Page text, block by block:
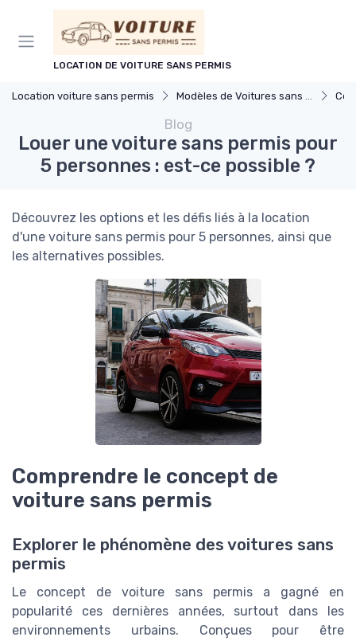
LOCATION DE VOITURE SANS PERMIS
Location voiture sans permis Modèles de Voitures sans Permis
Blog
Louer une voiture sans permis pour
5 personnes : est-ce possible ?
Découvrez les options et les défis liés à la location
d'une voiture sans permis pour 5 personnes, ainsi que
les alternatives possibles.
Comprendre le concept de
voiture sans permis
Explorer le phénomène des voitures sans
permis
Le concept de voiture sans permis a gagné en
popularité ces dernières années, surtout dans les
environnements urbains. Conçues pour être